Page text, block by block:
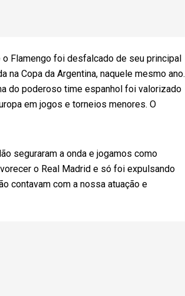
Flamengo foi desfalcado de seu principal
Copa da Argentina, naquele mesmo ano.
do poderoso time espanhol foi valorizado
em jogos e torneios menores. O
seguraram a onda e jogamos como
o Real Madrid e só foi expulsando
contavam com a nossa atuação e